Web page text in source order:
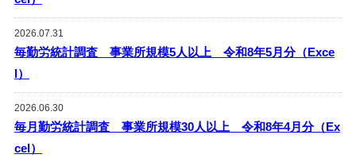
2026.07.31
毎勤労統計調査 事業所規模5人以上 令和8年5月分（Exce
l）
2026.06.30
毎月勤労統計調査 事業所規模30人以上 令和8年4月分（Ex
cel）